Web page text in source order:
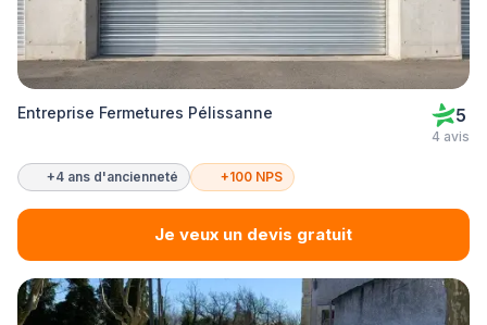
Entreprise Fermetures Pélissanne 5
4 avis
+4 ans d'ancienneté +100 NPS
Je veux un devis gratuit